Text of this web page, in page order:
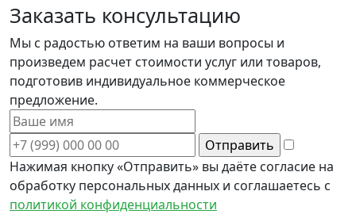
Заказать консультацию
Мы с радостью ответим на ваши вопросы и
произведем расчет стоимости услуг или товаров,
подготовив индивидуальное коммерческое
предложение.
Нажимая кнопку «Отправить» вы даёте согласие на
обработку персональных данных и соглашаетесь с
политикой конфиденциальности